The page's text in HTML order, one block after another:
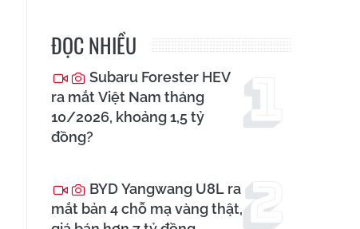
ĐỌC NHIỀU
Subaru Forester HEV
ra mắt Việt Nam tháng
10/2026, khoảng 1,5 tỷ
đồng?
BYD Yangwang U8L ra
mắt bản 4 chỗ mạ vàng thật,